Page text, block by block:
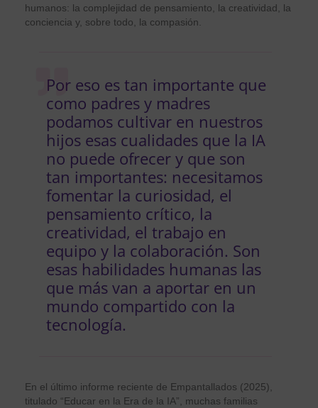
humanos: la complejidad de pensamiento, la creatividad, la
conciencia y, sobre todo, la compasión.
Por eso es tan importante que
como padres y madres
podamos cultivar en nuestros
hijos esas cualidades que la IA
no puede ofrecer y que son
tan importantes: necesitamos
fomentar la curiosidad, el
pensamiento crítico, la
creatividad, el trabajo en
equipo y la colaboración. Son
esas habilidades humanas las
que más van a aportar en un
mundo compartido con la
tecnología.
En el último informe reciente de Empantallados (2025),
titulado “Educar en la Era de la IA”, muchas familias